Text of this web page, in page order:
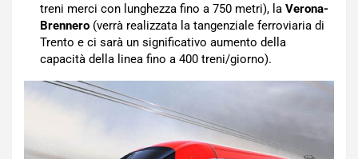
treni merci con lunghezza fino a 750 metri), la Verona-
Brennero (verrà realizzata la tangenziale ferroviaria di
Trento e ci sarà un significativo aumento della
capacità della linea fino a 400 treni/giorno).